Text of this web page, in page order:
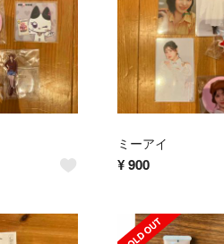
ミーアイ
¥900